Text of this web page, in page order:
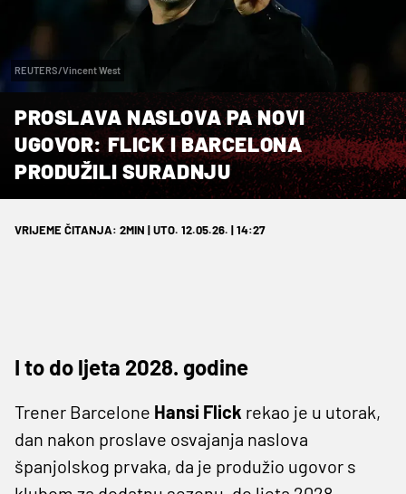
REUTERS/Vincent West
PROSLAVA NASLOVA PA NOVI
UGOVOR: FLICK I BARCELONA
PRODUŽILI SURADNJU
VRIJEME ČITANJA: 2MIN | UTO. 12.05.26. | 14:27
I to do ljeta 2028. godine
Trener Barcelone Hansi Flick rekao je u utorak,
dan nakon proslave osvajanja naslova
španjolskog prvaka, da je produžio ugovor s